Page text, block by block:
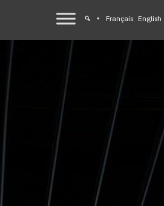
Français English